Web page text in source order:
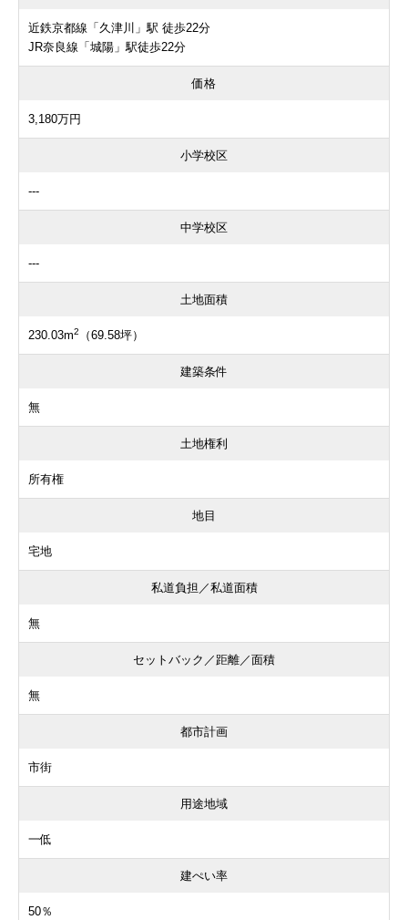
近鉄京都線「久津川」駅 徒歩22分
JR奈良線「城陽」駅徒歩22分
価格
3,180万円
小学校区
---
中学校区
---
土地面積
230.03m2 （69.58坪）
建築条件
無
土地権利
所有権
地目
宅地
私道負担／私道面積
無
セットバック／距離／面積
無
都市計画
市街
用途地域
一低
建ぺい率
50％